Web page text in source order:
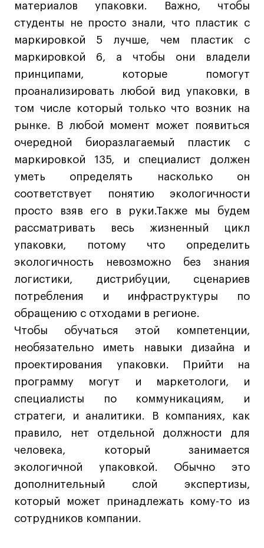
материалов упаковки. Важно, чтобы
студенты не просто знали, что пластик с
маркировкой 5 лучше, чем пластик с
маркировкой 6, а чтобы они владели
принципами, которые помогут
проанализировать любой вид упаковки, в
том числе который только что возник на
рынке. В любой момент может появиться
очередной биоразлагаемый пластик с
маркировкой 135, и специалист должен
уметь определять насколько он
соответствует понятию экологичности
просто взяв его в руки.Также мы будем
рассматривать весь жизненный цикл
упаковки, потому что определить
экологичность невозможно без знания
логистики, дистрибуции, сценариев
потребления и инфраструктуры по
обращению с отходами в регионе.
Чтобы обучаться этой компетенции,
необязательно иметь навыки дизайна и
проектирования упаковки. Прийти на
программу могут и маркетологи, и
специалисты по коммуникациям, и
стратеги, и аналитики. В компаниях, как
правило, нет отдельной должности для
человека, который занимается
экологичной упаковкой. Обычно это
дополнительный слой экспертизы,
который может принадлежать кому-то из
сотрудников компании.